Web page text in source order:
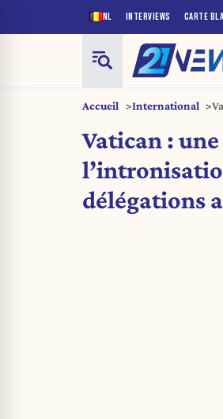
NL INTERVIEWS CARTE
Accueil International
Vatican :
délégations